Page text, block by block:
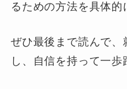
るための方法を具体的
ぜひ最後まで読んで、
し、自信を持って一歩